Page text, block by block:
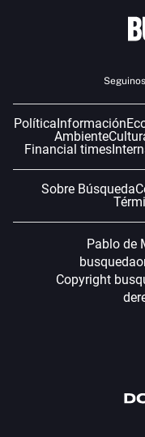
PolíticaInformación
Ambiente
Financial times
Sobre Búsqueda
Pablo de
Copyright